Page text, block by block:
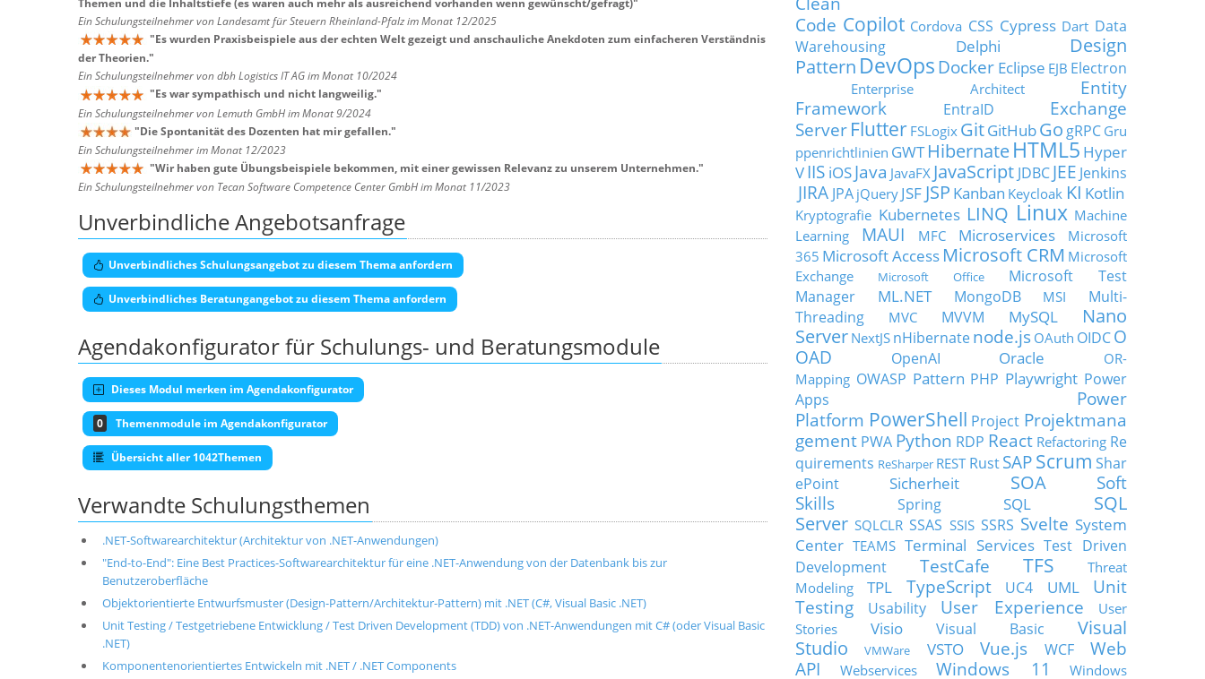
Themen und die Inhaltstiefe (es waren auch mehr als ausreichend vorhanden wenn gewünscht/gefragt)"
Ein Schulungsteilnehmer von Landesamt für Steuern Rheinland-Pfalz im Monat 12/2025
"Es wurden Praxisbeispiele aus der echten Welt gezeigt und anschauliche Anekdoten zum einfacheren Verständnis
der Theorien."
Ein Schulungsteilnehmer von dbh Logistics IT AG im Monat 10/2024
"Es war sympathisch und nicht langweilig."
Ein Schulungsteilnehmer von Lemuth GmbH im Monat 9/2024
"Die Spontanität des Dozenten hat mir gefallen."
Ein Schulungsteilnehmer im Monat 12/2023
"Wir haben gute Übungsbeispiele bekommen, mit einer gewissen Relevanz zu unserem Unternehmen."
Ein Schulungsteilnehmer von Tecan Software Competence Center GmbH im Monat 11/2023
Unverbindliche Angebotsanfrage
Unverbindliches Schulungsangebot zu diesem Thema anfordern
Unverbindliches Beratungangebot zu diesem Thema anfordern
Agendakonfigurator für Schulungs- und Beratungsmodule
Dieses Modul merken im Agendakonfigurator
0 Themenmodule im Agendakonfigurator
Übersicht aller 1042Themen
Verwandte Schulungsthemen
.NET-Softwarearchitektur (Architektur von .NET-Anwendungen)
"End-to-End": Eine Best Practices-Softwarearchitektur für eine .NET-Anwendung von der Datenbank bis zur
Benutzeroberfläche
Objektorientierte Entwurfsmuster (Design-Pattern/Architektur-Pattern) mit .NET (C#, Visual Basic .NET)
Unit Testing / Testgetriebene Entwicklung / Test Driven Development (TDD) von .NET-Anwendungen mit C# (oder Visual Basic
.NET)
Komponentenorientiertes Entwickeln mit .NET / .NET Components
Code Copilot Cordova CSS Cypress Dart Data
Warehousing
Delphi
Design
Pattern DevOps Docker Eclipse EJB Electron
Enterprise Architect
Entity
Framework
EntraID
Exchange
Server Flutter FSLogix GitGitHubGo gRPC Gru
ppenrichtlinien GWT HibernateHTML5 Hyper
VIIS iOSJava JavaFX JavaScript JDBC JEE Jenkins
JIRA JPA jQuery JSF JSP Kanban Keycloak KI Kotlin
Kryptografie Kubernetes LINQ Linux Machine
Learning
MAUI MFC Microservices
Microsoft
365 Microsoft Access Microsoft CRM Microsoft
Exchange
Microsoft Office
Microsoft Test
Manager
ML.NET MongoDB MSI
Multi-
Threading
MVC MVVM MySQL
Nano
Server NextJS nHibernatenode.js OAuth OIDCO
OAD
OpenAI Oracle
OR-
Mapping OWASP Pattern PHP Playwright Power
Apps
Power
Platform PowerShell Project Projektmana
gement PWA Python RDP React Refactoring Re
quirements ReSharper REST Rust SAP Scrum Shar
ePoint
Sicherheit SOA
Soft
Skills
Spring SQL
SQL
Server SQLCLR SSAS SSIS SSRS Svelte System
Center TEAMS Terminal Services Test Driven
Development
TestCafe TFS
Threat
Modeling
TPL TypeScript UC4 UML
Unit
Testing
Usability User Experience
User
Stories
Visio Visual Basic
Visual
Studio
VMWare VSTO Vue.js WCF
Web
API
Webservices Windows 11 Windows